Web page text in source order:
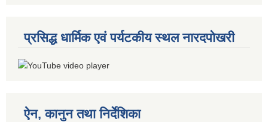
प्रसिद्ध धार्मिक एवं पर्यटकीय स्थल नारदपोखरी
ऐन, कानुन तथा निर्देशिका